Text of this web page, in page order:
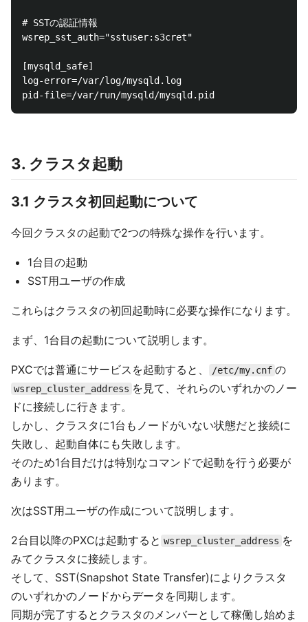
# SSTの認証情報
wsrep_sst_auth="sstuser:s3cret"
[mysqld_safe]
log-error=/var/log/mysqld.log
3. クラスタ起動
3.1 クラスタ初回起動について
今回クラスタの起動で2つの特殊な操作を行います。
1台目の起動
SST用ユーザの作成
これらはクラスタの初回起動時に必要な操作になります。
まず、1台目の起動について説明します。
PXCでは普通にサービスを起動すると、 /etc/my.cnf の
wsrep_cluster_address を見て、それらのいずれかのノー
ドに接続しに行きます。
しかし、クラスタに1台もノードがいない状態だと接続に
失敗し、起動自体にも失敗します。
そのため1台目だけは特別なコマンドで起動を行う必要が
あります。
次はSST用ユーザの作成について説明します。
2台目以降のPXCは起動すると wsrep_cluster_address を
みてクラスタに接続します。
そして、SST(Snapshot State Transfer)によりクラスタ
のいずれかのノードからデータを同期します。
同期が完了するとクラスタのメンバーとして稼働し始めま